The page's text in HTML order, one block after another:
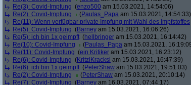
Re(3): Covid-Impfung (enzo500 am 15.03.2021, 14:54:06)
Re(2): Covid-Impfung
(Paulas_Papa am 15.03.2021, 14:54:33)
Re(11): Wenn verfügbar private Impfung mit Wahl des Impfstoffes
Re(5): Covid-Impfung (Barney am 15.03.2021, 16:06:26)
Re(5): ich bin 1x geimpft (hellbringer am 15.03.2021, 16:14:42)
Re(10): Covid-Impfung
(Paulas_Papa am 15.03.2021,
Re(11): Covid-Impfung (ein Kritiker am 15.03.2021, 16:23:12)
Re(6): Covid-Impfung (KritziKracksi am 15.03.2021, 16:47:39)
Re(6): ich bin 1x geimpft (PeterShaw am 15.03.2021, 19:51:03)
Re(2): Covid-Impfung
(PeterShaw am 15.03.2021, 20:10:14)
Re(7): Covid-Impfung (Barney am 16.03.2021, 07:44:17)